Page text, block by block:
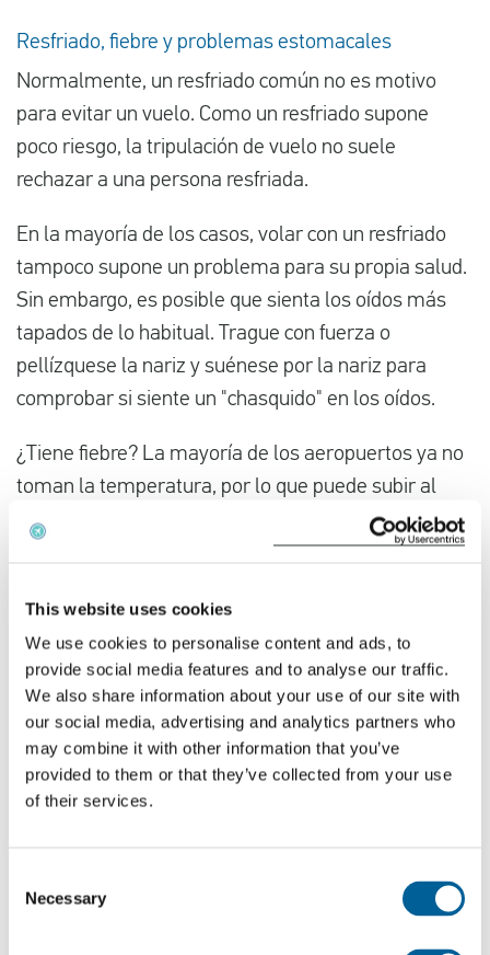
This website uses cookies
We use cookies to personalise content and ads, to
provide social media features and to analyse our traffic.
We also share information about your use of our site with
our social media, advertising and analytics partners who
may combine it with other information that you’ve
provided to them or that they’ve collected from your use
of their services.
Selection
Necessary
Resfriado, fiebre y problemas estomacales
Normalmente, un resfriado común no es motivo
para evitar un vuelo. Como un resfriado supone
poco riesgo, la tripulación de vuelo no suele
rechazar a una persona resfriada.
En la mayoría de los casos, volar con un resfriado
tampoco supone un problema para su propia salud.
Sin embargo, es posible que sienta los oídos más
tapados de lo habitual. Trague con fuerza o
pellízquese la nariz y suénese por la nariz para
comprobar si siente un "chasquido" en los oídos.
¿Tiene fiebre? La mayoría de los aeropuertos ya no
toman la temperatura, por lo que puede subir al
avión sin problemas. Sin embargo, es importante
recordar que volar puede ser agotador y puede no
suele ser el mejor remedio, pero esto puede
resultar complicado durante un vuelo.
Al regresar de un destino exótico, las posibilidades
de experimentar problemas estomacales son
mayores de lo habitual. Piense en la famosa
"barriga de Bali", la comida callejera de la India o los
tanto para usted como para sus compañeros de